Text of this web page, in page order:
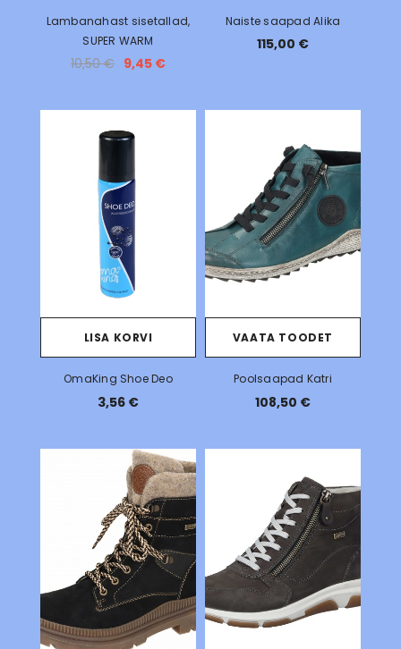
Lambanahast sisetallad,
SUPER WARM
10,50 € 9,45 €
Naiste saapad Alika
115,00 €
LISA KORVI
OmaKing Shoe Deo
3,56 €
VAATA TOODET
Poolsaapad Katri
108,50 €